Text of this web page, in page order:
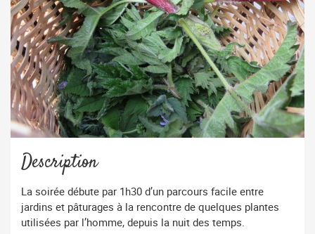
Description
La soirée débute par 1h30 d’un parcours facile entre
jardins et pâturages à la rencontre de quelques plantes
utilisées par l’homme, depuis la nuit des temps.